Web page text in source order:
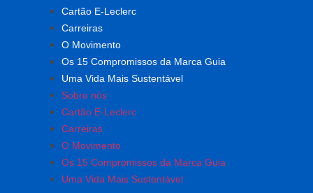
Cartão E-Leclerc
Carreiras
O Movimento
Os 15 Compromissos da Marca Guia
Uma Vida Mais Sustentável
Sobre nós
Cartão E-Leclerc
Carreiras
O Movimento
Os 15 Compromissos da Marca Guia
Uma Vida Mais Sustentável